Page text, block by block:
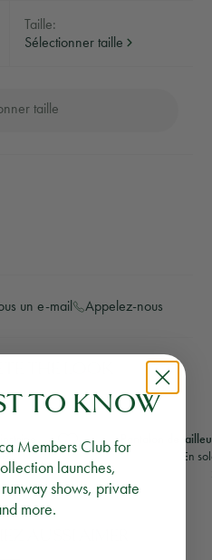
Taille:
Sélectionner taille
taille
un e-mail Appelez-nous
Pantalon de
En
TO KNOW
Members Club for
launches,
shows, private
more.